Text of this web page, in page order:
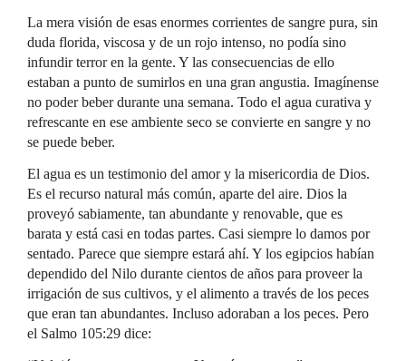
La mera visión de esas enormes corrientes de sangre pura, sin
duda florida, viscosa y de un rojo intenso, no podía sino
infundir terror en la gente. Y las consecuencias de ello
estaban a punto de sumirlos en una gran angustia. Imagínense
no poder beber durante una semana. Todo el agua curativa y
refrescante en ese ambiente seco se convierte en sangre y no
se puede beber.
El agua es un testimonio del amor y la misericordia de Dios.
Es el recurso natural más común, aparte del aire. Dios la
proveyó sabiamente, tan abundante y renovable, que es
barata y está casi en todas partes. Casi siempre lo damos por
sentado. Parece que siempre estará ahí. Y los egipcios habían
dependido del Nilo durante cientos de años para proveer la
irrigación de sus cultivos, y el alimento a través de los peces
que eran tan abundantes. Incluso adoraban a los peces. Pero
el Salmo 105:29 dice: